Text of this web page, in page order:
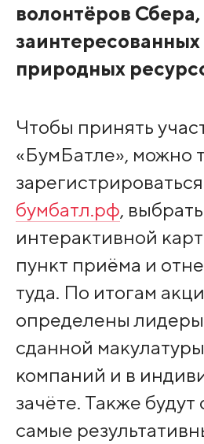
волонтёров Сбера,
природных
Чтобы принять
«БумБатле», можно
бумбатл.рф,
интерактивной
пункт приёма и
туда. По итогам
определены
сданной
компаний и в
зачёте. Также
самые